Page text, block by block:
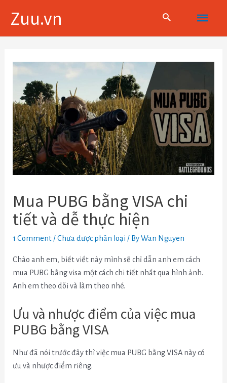
Zuu.vn
Main
Menu
Mua PUBG bằng VISA chi
tiết và dễ thực hiện
1 Comment /Chưa được phân loại / ByWan Nguyen
Chào anh em, biết viết này mình sẽ chỉ dẫn anh em cách
mua PUBG bằng visa một cách chi tiết nhất qua hình ảnh.
Anh em theo dõi và làm theo nhé.
Ưu và nhược điểm của việc mua
PUBG bằng VISA
Như đã nói trước đây thì việc mua PUBG bằng VISA này có
ưu và nhược điểm riêng.
viết